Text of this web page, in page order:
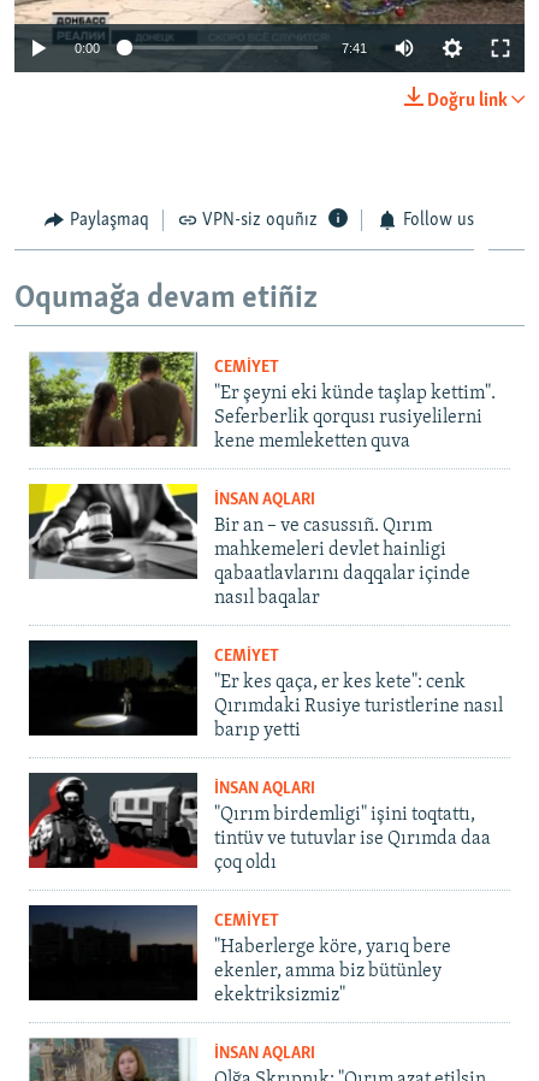
0:00 7:41
Doğru link
Paylaşmaq VPN-siz oquñız Follow us
Oqumağa devam etiñiz
CEMİYET
"Er şeyni eki künde taşlap kettim".
Seferberlik qorqusı rusiyelilerni
kene memleketten quva
İNSAN AQLARI
Bir an – ve casussıñ. Qırım
mahkemeleri devlet hainligi
qabaatlavlarını daqqalar içinde
nasıl baqalar
CEMİYET
"Er kes qaça, er kes kete": cenk
Qırımdaki Rusiye turistlerine nasıl
barıp yetti
İNSAN AQLARI
"Qırım birdemligi" işini toqtattı,
tintüv ve tutuvlar ise Qırımda daa
çoq oldı
CEMİYET
"Haberlerge köre, yarıq bere
ekenler, amma biz bütünley
ekektriksizmiz"
İNSAN AQLARI